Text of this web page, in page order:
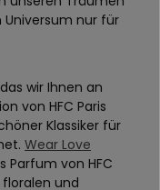
Universum nur für
wir Ihnen an
von HFC Paris
Klassiker für
Wear Love
Parfum von HFC
und